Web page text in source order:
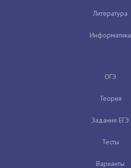
Литература
Информатика
ОГЭ
Теория
Задания ЕГЭ
Тесты
Варианты